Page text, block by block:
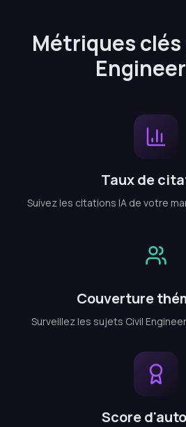
Métriques
Taux de
Suivez les citations IA de votre
Couverture
Surveillez les sujets Civil
Score